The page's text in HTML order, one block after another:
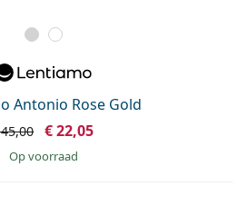
Antonio Rose Gold
€ 22,05
op voorraad